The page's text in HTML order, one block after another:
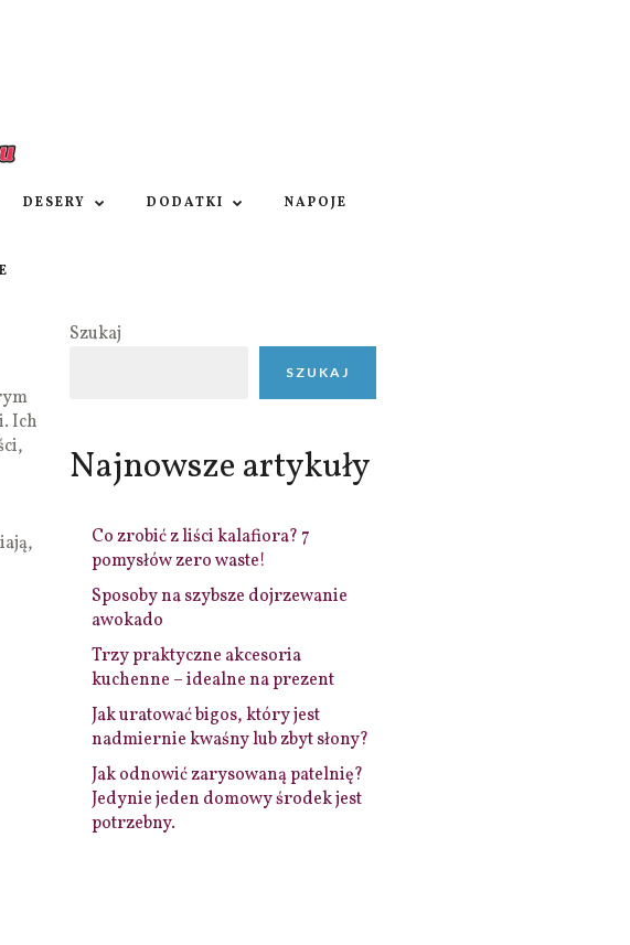
DESERY DODATKI NAPOJE
Ich
Szukaj
SZUKAJ
Najnowsze artykuły
Co zrobić z liści kalafiora? 7
pomysłów zero waste!
Sposoby na szybsze dojrzewanie
awokado
Trzy praktyczne akcesoria
kuchenne – idealne na prezent
Jak uratować bigos, który jest
nadmiernie kwaśny lub zbyt słony?
Jak odnowić zarysowaną patelnię?
Jedynie jeden domowy środek jest
potrzebny.